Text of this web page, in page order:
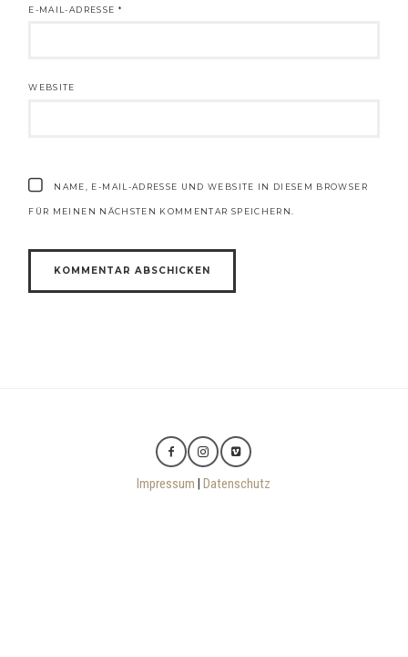
E-MAIL-ADRESSE *
WEBSITE
NAME, E-MAIL-ADRESSE UND WEBSITE IN DIESEM BROWSER
FÜR MEINEN NÄCHSTEN KOMMENTAR SPEICHERN.
Impressum |Datenschutz